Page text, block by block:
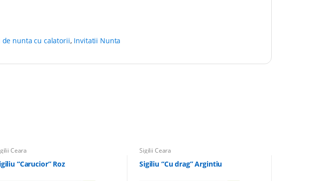
de nunta cu calatorii, Invitatii Nunta
Ceara
“Carucior” Roz
Sigilii Ceara
Sigiliu “Cu drag” Argintiu